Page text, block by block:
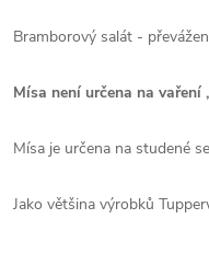
Bramborový salát -
Mísa není určena na vaření
Mísa je určena na studené
Jako většina výrobků